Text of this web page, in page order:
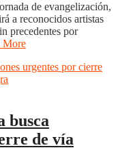
de evangelización,
a reconocidos artistas
precedentes por
More
busca
de vía